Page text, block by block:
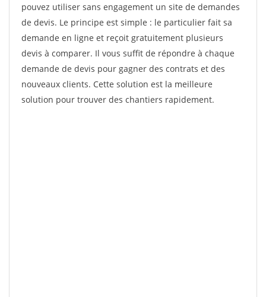
pouvez utiliser sans engagement un site de demandes
de devis. Le principe est simple : le particulier fait sa
demande en ligne et reçoit gratuitement plusieurs
devis à comparer. Il vous suffit de répondre à chaque
demande de devis pour gagner des contrats et des
nouveaux clients. Cette solution est la meilleure
solution pour trouver des chantiers rapidement.